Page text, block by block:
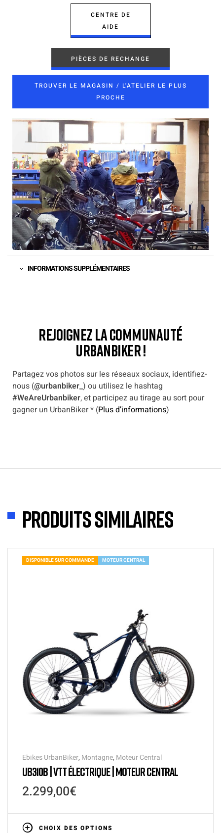
CENTRE DE
AIDE
PIÈCES DE RECHANGE
TROUVER LE MAGASIN / L'ATELIER LE PLUS
PROCHE
INFORMATIONS SUPPLÉMENTAIRES
REJOIGNEZ LA COMMUNAUTÉ
URBANBIKER !
Partagez vos photos sur les réseaux sociaux, identifiez-
nous (@urbanbiker_) ou utilisez le hashtag
#WeAreUrbanbiker, et participez au tirage au sort pour
gagner un UrbanBiker * (Plus d’informations)
Produits similaires
DISPONIBLE SUR COMMANDE MOTEUR CENTRAL
Ebikes UrbanBiker, Montagne, Moteur Central
UB310B | VTT ÉLECTRIQUE | MOTEUR CENTRAL
2.299,00€
CHOIX DES OPTIONS